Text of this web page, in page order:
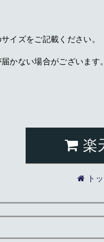
イズをご記載ください。
かない場合がございます。
楽
ト